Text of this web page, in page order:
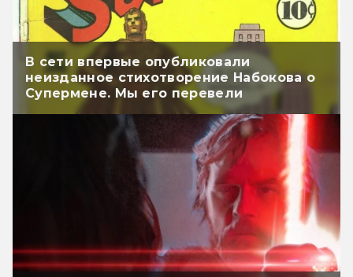
В сети впервые опубликовали
неизданное стихотворение Набокова о
Супермене. Мы его перевели